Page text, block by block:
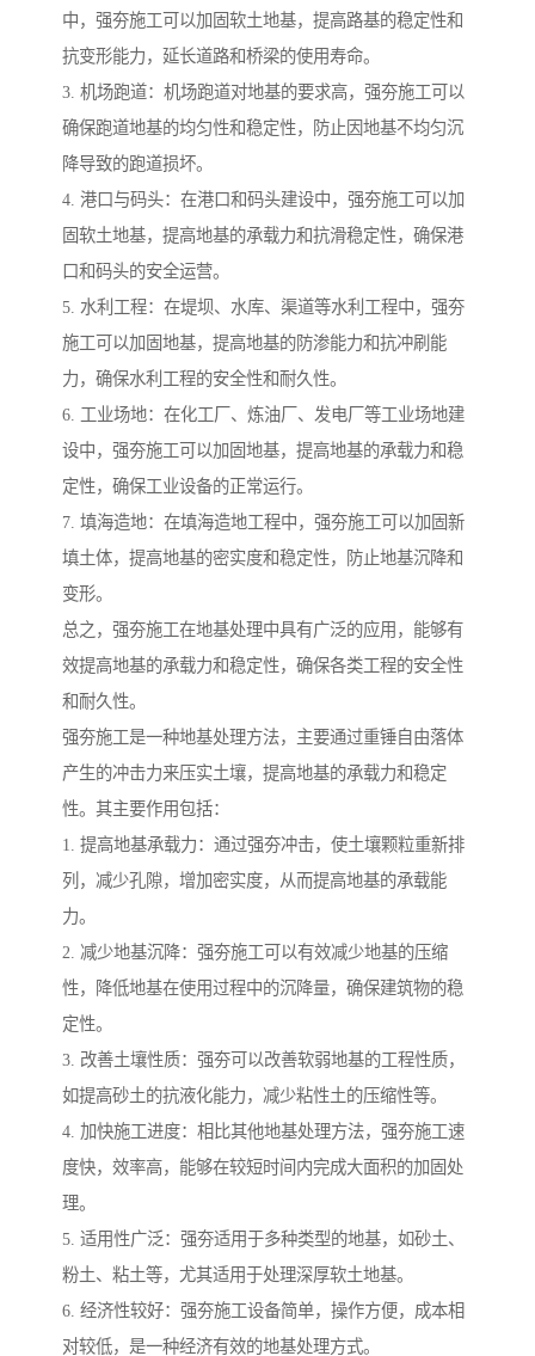
中，强夯施工可以加固软土地基，提高路基的稳定性和
抗变形能力，延长道路和桥梁的使用寿命。
3. 机场跑道：机场跑道对地基的要求高，强夯施工可以
确保跑道地基的均匀性和稳定性，防止因地基不均匀沉
降导致的跑道损坏。
4. 港口与码头：在港口和码头建设中，强夯施工可以加
固软土地基，提高地基的承载力和抗滑稳定性，确保港
口和码头的安全运营。
5. 水利工程：在堤坝、水库、渠道等水利工程中，强夯
施工可以加固地基，提高地基的防渗能力和抗冲刷能
力，确保水利工程的安全性和耐久性。
6. 工业场地：在化工厂、炼油厂、发电厂等工业场地建
设中，强夯施工可以加固地基，提高地基的承载力和稳
定性，确保工业设备的正常运行。
7. 填海造地：在填海造地工程中，强夯施工可以加固新
填土体，提高地基的密实度和稳定性，防止地基沉降和
变形。
总之，强夯施工在地基处理中具有广泛的应用，能够有
效提高地基的承载力和稳定性，确保各类工程的安全性
和耐久性。
强夯施工是一种地基处理方法，主要通过重锤自由落体
产生的冲击力来压实土壤，提高地基的承载力和稳定
性。其主要作用包括：
1. 提高地基承载力：通过强夯冲击，使土壤颗粒重新排
列，减少孔隙，增加密实度，从而提高地基的承载能
力。
2. 减少地基沉降：强夯施工可以有效减少地基的压缩
性，降低地基在使用过程中的沉降量，确保建筑物的稳
定性。
3. 改善土壤性质：强夯可以改善软弱地基的工程性质，
如提高砂土的抗液化能力，减少粘性土的压缩性等。
4. 加快施工进度：相比其他地基处理方法，强夯施工速
度快，效率高，能够在较短时间内完成大面积的加固处
理。
5. 适用性广泛：强夯适用于多种类型的地基，如砂土、
粉土、粘土等，尤其适用于处理深厚软土地基。
6. 经济性较好：强夯施工设备简单，操作方便，成本相
对较低，是一种经济有效的地基处理方式。